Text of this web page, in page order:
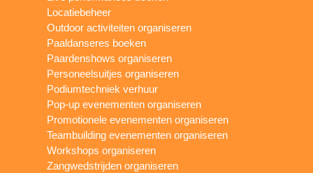
Locatiebeheer
Outdoor activiteiten organiseren
Paaldanseres boeken
Paardenshows organiseren
Personeelsuitjes organiseren
Podiumtechniek verhuur
Pop-up evenementen organiseren
Promotionele evenementen organiseren
Teambuilding evenementen organiseren
Workshops organiseren
Zangwedstrijden organiseren